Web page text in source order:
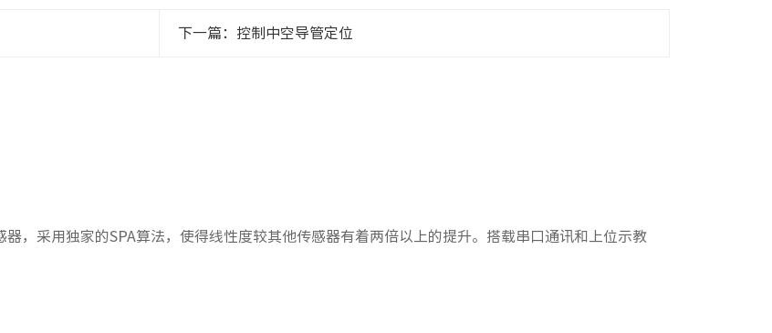
下一篇：控制中空导管定位
，采用独家的SPA算法，使得线性度较其他传感器有着两倍以上的提升。搭载串口通讯和上位示教